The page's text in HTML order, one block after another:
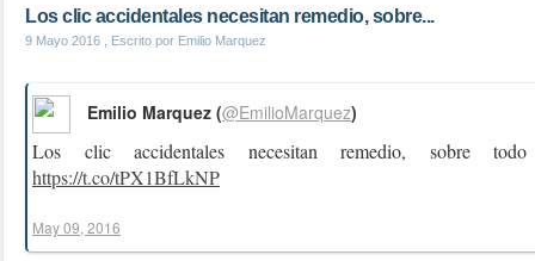
Los clic accidentales necesitan remedio, sobre...
9 Mayo 2016 , Escrito por Emilio Marquez
Los clic accidentales necesitan remedio, sobre
https://t.co/tPX1BfLkNP
Emilio Marquez (@EmilioMarquez)
May 09, 2016